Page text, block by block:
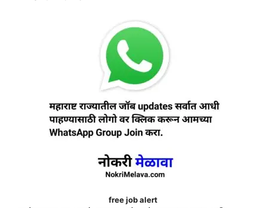
free job alert